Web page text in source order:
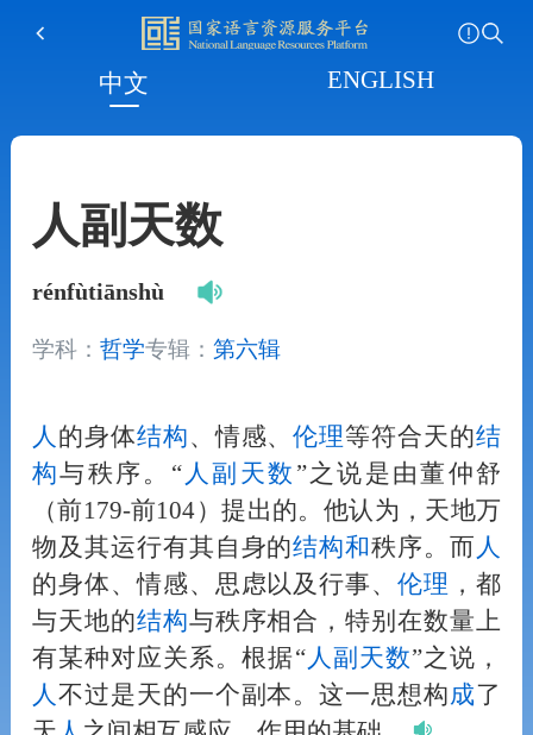
中文 ENGLISH
人副天数
rénfùtiānshù
学科： 哲学专辑： 第六辑
人 的身体结构、情感、伦理等符合天的结
构与秩序。“人 副天数 ”之说是由董仲舒
（前179-前104）提出的。他认为，天地万
物及其运行有其自身的结构和秩序。而 人
的身体、情感、思虑以及行事、伦理 ，都
与天地的结构与秩序相合，特别在数量上
有某种对应关系。根据“人 副天数”之说，
人 不过是天的一个副本。这一思想构成了